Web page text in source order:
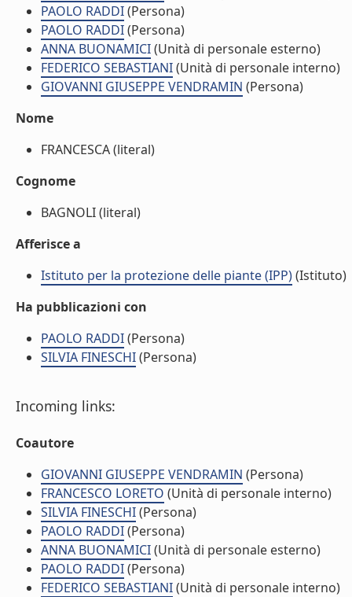
PAOLO RADDI(Persona)
PAOLO RADDI(Persona)
ANNA BUONAMICI(Unità di personale esterno)
FEDERICO SEBASTIANI(Unità di personale interno)
GIOVANNI GIUSEPPE VENDRAMIN (Persona)
Nome
FRANCESCA (literal)
Cognome
BAGNOLI (literal)
Afferisce a
Istituto per la protezione delle piante (IPP)(Istituto)
Ha pubblicazioni con
PAOLO RADDI(Persona)
SILVIA FINESCHI(Persona)
Incoming links:
Coautore
GIOVANNI GIUSEPPE VENDRAMIN (Persona)
FRANCESCO LORETO (Unità di personale interno)
SILVIA FINESCHI(Persona)
PAOLO RADDI(Persona)
ANNA BUONAMICI(Unità di personale esterno)
PAOLO RADDI(Persona)
FEDERICO SEBASTIANI(Unità di personale interno)